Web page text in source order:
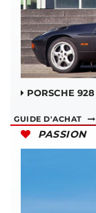
PORSCHE 928
GUIDE D'ACHAT
PASSION